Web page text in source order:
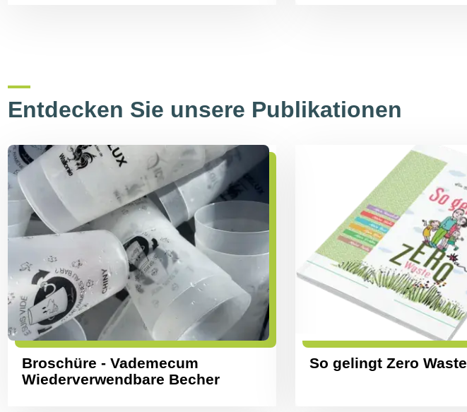
Entdecken Sie unsere Publikationen
Broschüre - Vademecum
Wiederverwendbare Becher
So gelingt Zero Waste